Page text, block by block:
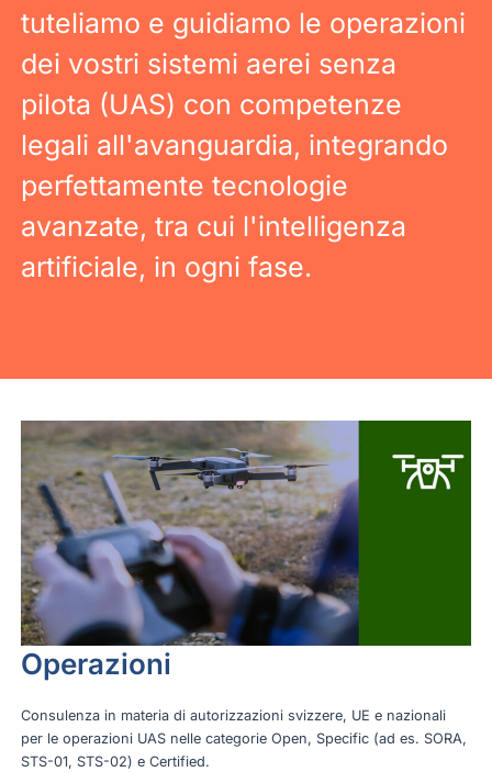
tuteliamo e guidiamo le operazioni
dei vostri sistemi aerei senza
pilota (UAS) con competenze
legali all'avanguardia, integrando
perfettamente tecnologie
avanzate, tra cui l'intelligenza
artificiale, in ogni fase.
Operazioni
Consulenza in materia di autorizzazioni svizzere, UE e nazionali
per le operazioni UAS nelle categorie Open, Specific (ad es. SORA,
STS-01, STS-02) e Certified.